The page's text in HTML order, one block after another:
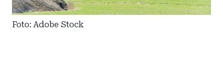
Foto: Adobe Stock